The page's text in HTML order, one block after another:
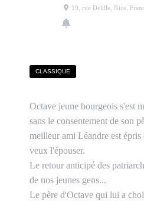
19, rue Delille, Nice,
CLASSIQUE
Octave jeune bourgeois s'est
sans le consentement de son
meilleur ami Léandre est
veux l'épouser.
Le retour anticipé des
de nos jeunes gens...
Le père d'Octave qui lui a